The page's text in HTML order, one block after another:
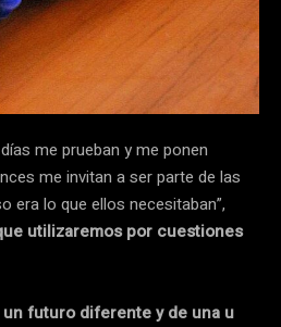
me prueban y me ponen
me invitan a ser parte de las
era lo que ellos necesitaban”,
utilizaremos por cuestiones
futuro diferente y de una u